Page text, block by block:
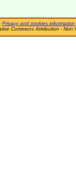
Privacy and cookies information
Commons Attribution - Non